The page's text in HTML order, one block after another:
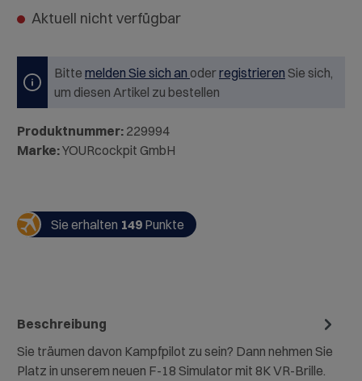
Aktuell nicht verfügbar
Bitte melden Sie sich an oderregistrieren Sie sich,
um diesen Artikel zu bestellen
Produktnummer: 229994
Marke:YOURcockpit GmbH
Sie erhalten 149 Punkte
Beschreibung
Sie träumen davon Kampfpilot zu sein? Dann nehmen Sie
Platz in unserem neuen F-18 Simulator mit 8K VR-Brille.